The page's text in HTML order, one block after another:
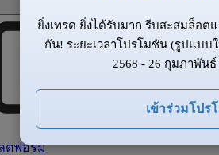
ตฟอร์ม
ยิ่งเทรด ยิ่งได้รับมาก รีบสะสมล็อต
กัน! ระยะเวลาโปรโมชัน (รูปแบบ
2568 - 26 กุมภาพันธ์
เข้าร่วมโปร